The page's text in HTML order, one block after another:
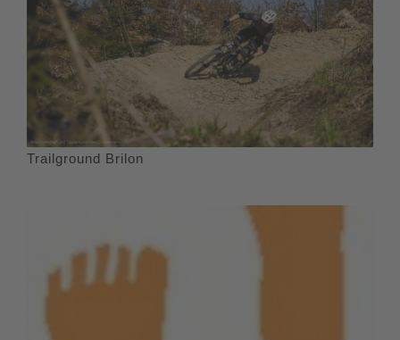
Trailground Brilon